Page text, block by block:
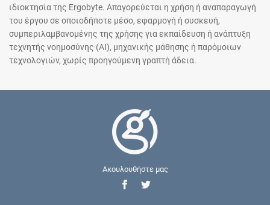
ιδιοκτησία της Ergobyte. Απαγορεύεται η χρήση ή αναπαραγωγή
του έργου σε οποιοδήποτε μέσο, εφαρμογή ή συσκευή,
συμπεριλαμβανομένης της χρήσης για εκπαίδευση ή ανάπτυξη
τεχνητής νοημοσύνης (AI), μηχανικής μάθησης ή παρόμοιων
τεχνολογιών, χωρίς προηγούμενη γραπτή άδεια.
Ακουλουθήστε μας